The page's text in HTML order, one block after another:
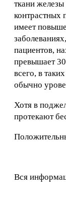
ткани
контрастных
имеет
пациентов,
превышает
всего, в
обычно
Хотя в
протекают
Вся